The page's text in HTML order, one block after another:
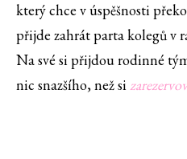
který chce v úspěšnosti
přijde zahrát parta kolegů v
Na své si přijdou rodinné
nic snazšího, než si